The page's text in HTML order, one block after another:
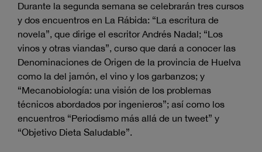
Durante la segunda semana se celebrarán tres cursos
y dos encuentros en La Rábida: “La escritura de
novela”, que dirige el escritor Andrés Nadal; “Los
vinos y otras viandas”, curso que dará a conocer las
Denominaciones de Origen de la provincia de Huelva
como la del jamón, el vino y los garbanzos; y
“Mecanobiología: una visión de los problemas
técnicos abordados por ingenieros”; así como los
encuentros “Periodismo más allá de un tweet” y
“Objetivo Dieta Saludable”.